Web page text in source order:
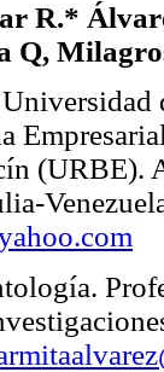
R.*
Q,
(URBE).